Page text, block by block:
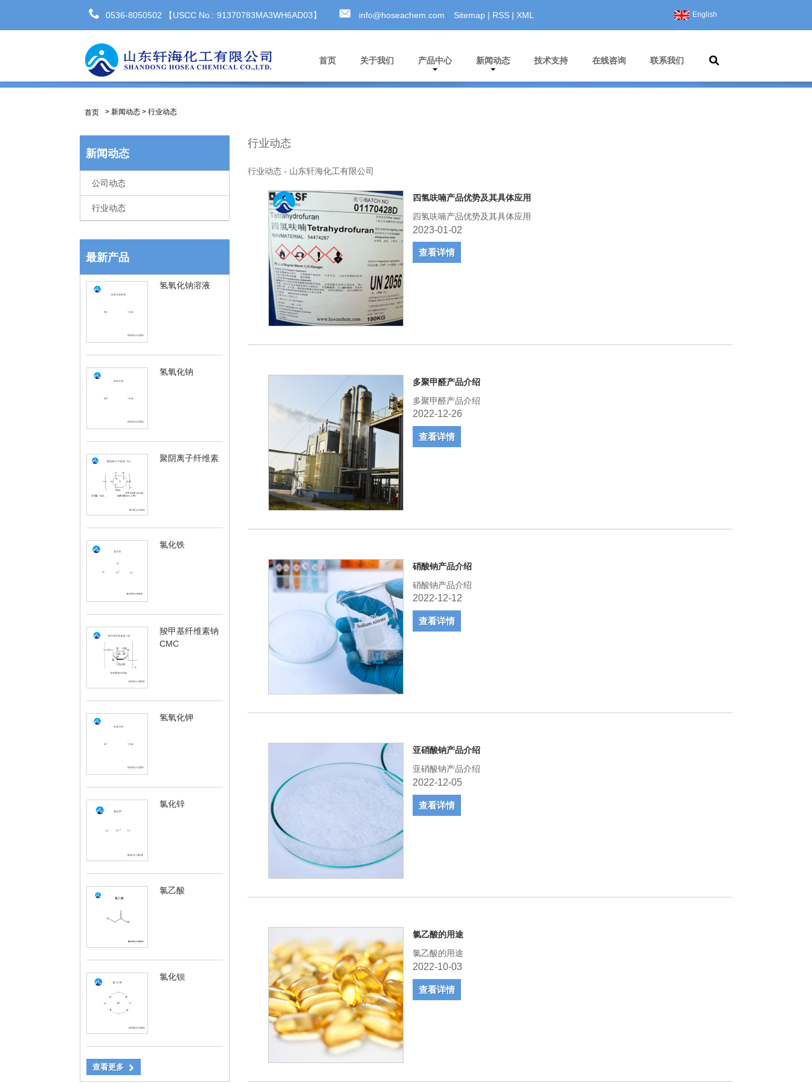
English
0536-8050502 【USCC No.: 91370783MA3WH6AD03】 info@hoseachem.com Sitemap | RSS | XML
首页 关于我们 产品中心 新闻动态 技术支持 在线咨询 联系我们
首页 > 新闻动态 > 行业动态
新闻动态
公司动态
行业动态
最新产品
氢氧化钠溶液
氢氧化钠
聚阴离子纤维素
氯化铁
羧甲基纤维素钠
CMC
氢氧化钾
氯化锌
氯乙酸
氯化钡
查看更多
行业动态
行业动态 - 山东轩海化工有限公司
四氢呋喃产品优势及其具体应用
四氢呋喃产品优势及其具体应用
2023-01-02
查看详情
多聚甲醛产品介绍
多聚甲醛产品介绍
2022-12-26
查看详情
硝酸钠产品介绍
硝酸钠产品介绍
2022-12-12
查看详情
亚硝酸钠产品介绍
亚硝酸钠产品介绍
2022-12-05
查看详情
氯乙酸的用途
氯乙酸的用途
2022-10-03
查看详情